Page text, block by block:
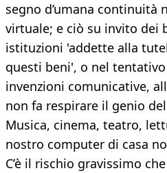
segno d’umana continuità
virtuale; e ciò su invito dei
istituzioni 'addette alla
questi beni', o nel
invenzioni comunicative,
non fa respirare il genio
Musica, cinema, teatro,
nostro computer di casa
C’è il rischio gravissimo